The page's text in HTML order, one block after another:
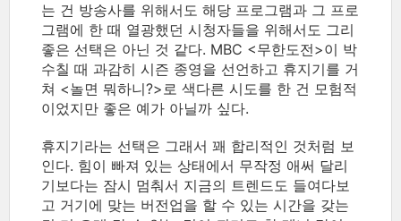
는 건 방송사를 위해서도 해당 프로그램과 그 프로
그램에 한 때 열광했던 시청자들을 위해서도 그리
좋은 선택은 아닌 것 같다. MBC <무한도전>이 박
수칠 때 과감히 시즌 종영을 선언하고 휴지기를 거
쳐 <놀면 뭐하니?>로 색다른 시도를 한 건 모험적
이었지만 좋은 예가 아닐까 싶다.
휴지기라는 선택은 그래서 꽤 합리적인 것처럼 보
인다. 힘이 빠져 있는 상태에서 무작정 애써 달리
기보다는 잠시 멈춰서 지금의 트렌드도 들여다보
고 거기에 맞는 버전업을 할 수 있는 시간을 갖는